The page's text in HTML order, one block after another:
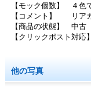
【モック個数】 ４色
【コメント】 リアカ
【商品の状態】 中古
【クリックポスト対応
他の写真